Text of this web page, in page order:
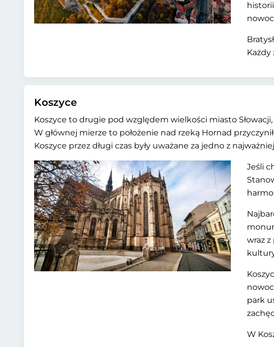
Koszyce
Koszyce to drugie pod względem wielkości miasto
W głównej mierze to położenie nad rzeką Hornad
Koszyce przez długi czas były uważane za jedno z
Jeśli
wraz z
park
W